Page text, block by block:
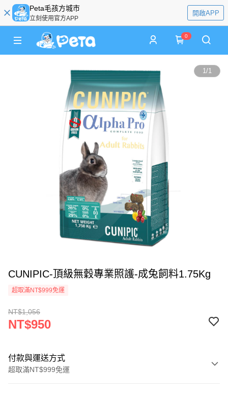
Peta毛孩方城市
立刻使用官方APP
開啟APP
0
1/1
CUNIPIC-頂級無穀專業照護-成兔飼料1.75Kg
超取滿NT$999免運
NT$1,056
NT$950
付款與運送方式
超取滿NT$999免運